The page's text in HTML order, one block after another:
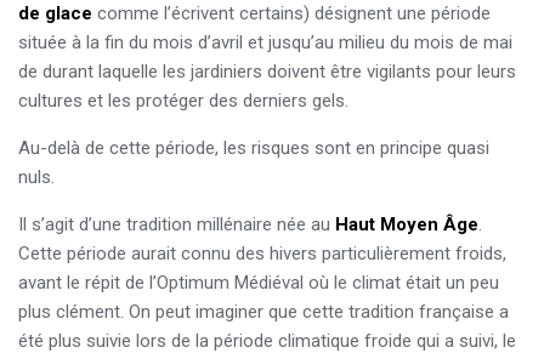
de glace comme l’écrivent certains) désignent une période
située à la fin du mois d’avril et jusqu’au milieu du mois de mai
de durant laquelle les jardiniers doivent être vigilants pour leurs
cultures et les protéger des derniers gels.
Au-delà de cette période, les risques sont en principe quasi
nuls.
Il s’agit d’une tradition millénaire née au Haut Moyen Âge.
Cette période aurait connu des hivers particulièrement froids,
avant le répit de l’Optimum Médiéval où le climat était un peu
plus clément. On peut imaginer que cette tradition française a
été plus suivie lors de la période climatique froide qui a suivi, le